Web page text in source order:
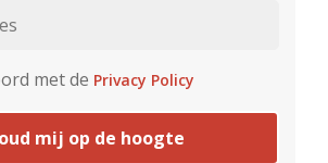
met de Privacy Policy
mij op de hoogte